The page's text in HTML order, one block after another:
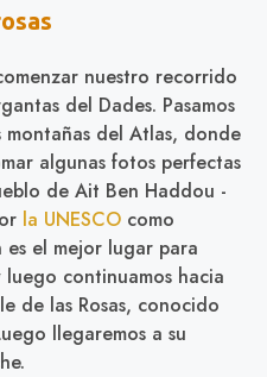
nuestro recorrido
del Dades. Pasamos
del Atlas, donde
algunas fotos perfectas
de Ait Ben Haddou -
la UNESCO como
es el mejor lugar para
continuamos hacia
de las Rosas, conocido
llegaremos a su